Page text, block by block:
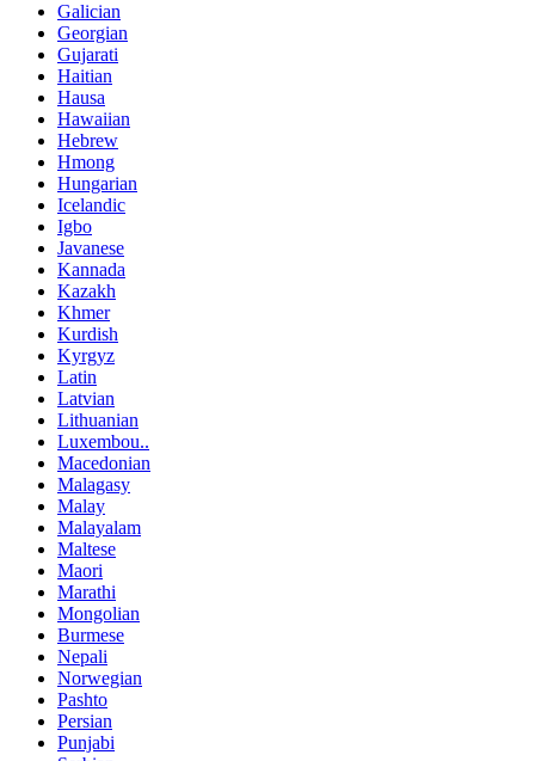
Galician
Georgian
Gujarati
Haitian
Hausa
Hawaiian
Hebrew
Hmong
Hungarian
Icelandic
Igbo
Javanese
Kannada
Kazakh
Khmer
Kurdish
Kyrgyz
Latin
Latvian
Lithuanian
Luxembou..
Macedonian
Malagasy
Malay
Malayalam
Maltese
Maori
Marathi
Mongolian
Burmese
Nepali
Norwegian
Pashto
Persian
Punjabi